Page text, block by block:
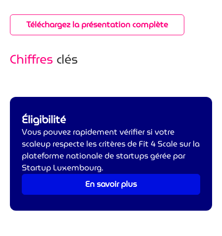
Téléchargez la présentation complète
Chiffres clés
Éligibilité
Vous pouvez rapidement vérifier si votre
scaleup respecte les critères de Fit 4 Scale sur la
plateforme nationale de startups gérée par
Startup Luxembourg.
En savoir plus